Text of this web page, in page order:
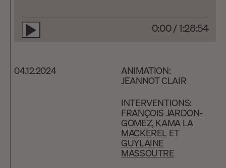
0:00/1:28:54
04.12.2024
ANIMATION:
JEANNOT CLAIR
INTERVENTIONS:
FRANÇOIS JARDON-
GOMEZ, KAMA LA
MACKEREL ET
GUYLAINE
MASSOUTRE